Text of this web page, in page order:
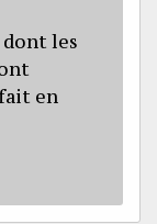
dont les
en